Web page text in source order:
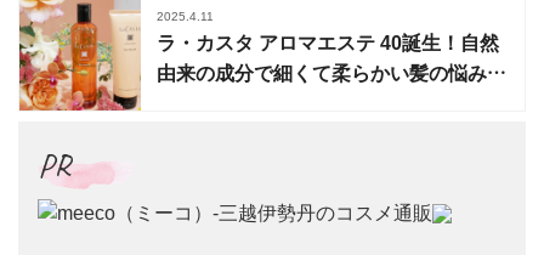
2025.4.11
ラ・カスタ アロマエステ 40誕生！自然
由来の成分で細くて柔らかい髪の悩みに
PR